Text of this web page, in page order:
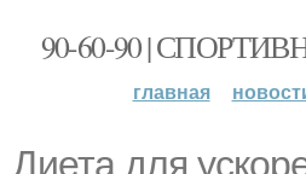
90-60-90 |
главная
Диета для